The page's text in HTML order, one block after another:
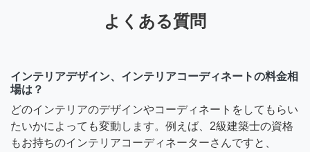
よくある質問
インテリアデザイン、インテリアコーディネートの料金相
場は？
どのインテリアのデザインやコーディネートをしてもらい
たいかによっても変動します。例えば、2級建築士の資格
もお持ちのインテリアコーディネーターさんですと、